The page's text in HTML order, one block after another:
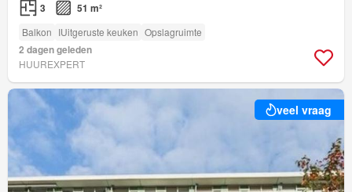
3 51 m²
Balkon IUitgeruste keuken Opslagruimte
2 dagen geleden
HUUREXPERT
veel vraag